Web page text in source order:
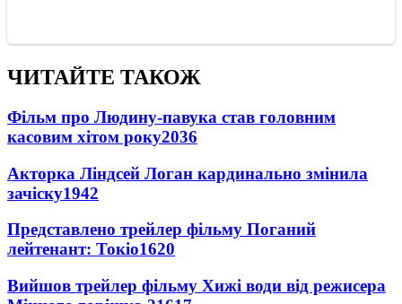
ЧИТАЙТЕ ТАКОЖ
Фільм про Людину-павука став головним
касовим хітом року2036
Акторка Ліндсей Логан кардинально змінила
зачіску1942
Представлено трейлер фільму Поганий
лейтенант: Токіо1620
Вийшов трейлер фільму Хижі води від режисера